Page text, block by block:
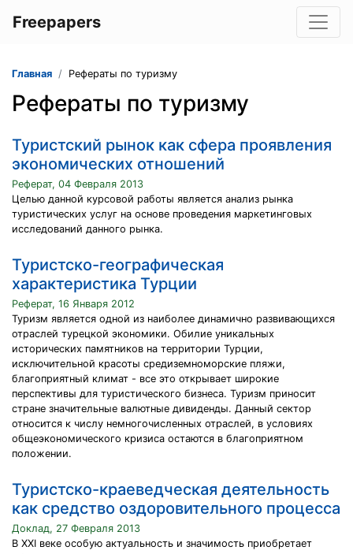
Freepapers
Главная Рефераты по туризму
Рефераты по туризму
Туристский рынок как сфера проявления
экономических отношений
Реферат, 04 Февраля 2013
Целью данной курсовой работы является анализ рынка
туристических услуг на основе проведения маркетинговых
исследований данного рынка.
Туристско-географическая
характеристика Турции
Реферат, 16 Января 2012
Туризм является одной из наиболее динамично развивающихся
отраслей турецкой экономики. Обилие уникальных
исторических памятников на территории Турции,
исключительной красоты средиземноморские пляжи,
благоприятный климат - все это открывает широкие
перспективы для туристического бизнеса. Туризм приносит
стране значительные валютные дивиденды. Данный сектор
относится к числу немногочисленных отраслей, в условиях
общеэкономического кризиса остаются в благоприятном
положении.
Туристско-краеведческая деятельность
как средство оздоровительного процесса
Доклад, 27 Февраля 2013
В ХХI веке особую актуальность и значимость приобретает